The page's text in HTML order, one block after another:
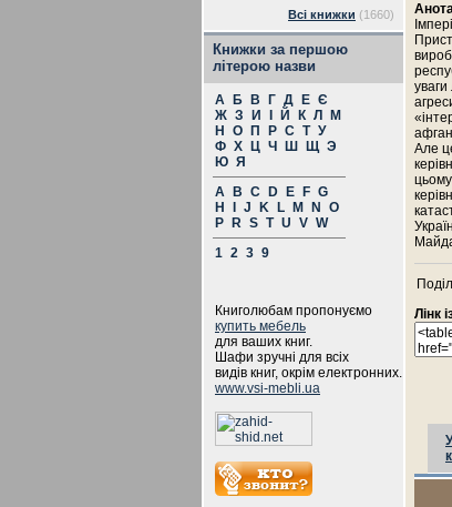
Всі книжки (1660)
Книжки за першою
літерою назви
А Б В Г Д Е Є
Ж З И Й К Л
М
Н
О П Р С Т У
Ф Х Ц Ч Ш Щ Э
Ю Я
A
B C D E F G
H
J K L M N
O
P
R S T U V W
1 2 3 9
Книголюбам пропонуємо
купить мебель
для ваших книг.
Шафи зручні для всіх
видів книг, окрім електронних.
www.vsi-mebli.ua
Але
Лінк